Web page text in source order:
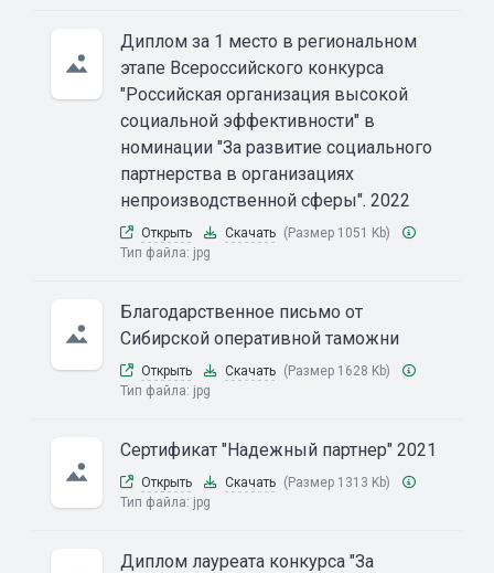
Диплом за 1 место в региональном
этапе Всероссийского конкурса
"Российская организация высокой
социальной эффективности" в
номинации "За развитие социального
партнерства в организациях
непроизводственной сферы". 2022
Открыть Скачать (Размер 1051 Kb)
Тип файла: jpg
Благодарственное письмо от
Сибирской оперативной таможни
Открыть Скачать (Размер 1628 Kb)
Тип файла: jpg
Сертификат "Надежный партнер" 2021
Открыть Скачать (Размер 1313 Kb)
Тип файла: jpg
Диплом лауреата конкурса "За